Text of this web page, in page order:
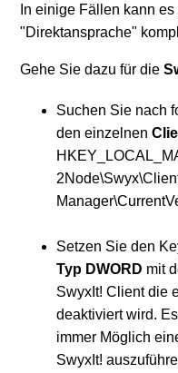
SwyxIt! 12:
In einige Fällen kann
"Direktansprache"
Gehe Sie dazu für die
Suchen Sie nach
den einzelnen
Setzen Sie den
Typ DWORD mit
SwyxIt! Client die
deaktiviert wird.
immer Möglich
SwyxIt!